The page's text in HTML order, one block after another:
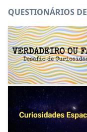
QUESTIONÁRIOS